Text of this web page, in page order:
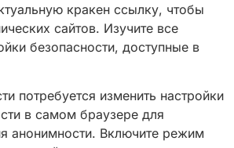
кракен ссылку, чтобы
сайтов. Изучите все
безопасности, доступные в
потребуется изменить настройки
в самом браузере для
анонимности. Включите режим